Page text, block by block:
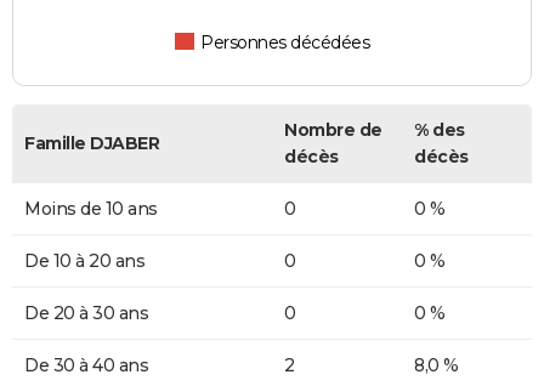
Personnes décédées
Famille DJABER
Nombre de
décès
% des
décès
Moins de 10 ans 0 0 %
De 10 à 20 ans 0 0 %
De 20 à 30 ans 0 0 %
De 30 à 40 ans 2 8,0 %